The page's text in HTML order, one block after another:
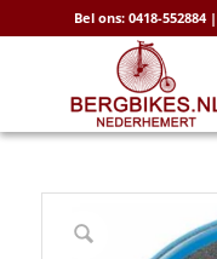
Bel ons: 0418-